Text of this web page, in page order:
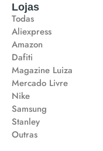
Lojas
Todas
Aliexpress
Amazon
Dafiti
Magazine Luiza
Mercado Livre
Nike
Samsung
Stanley
Outras